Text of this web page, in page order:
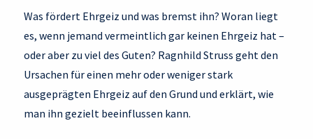
Was fördert Ehrgeiz und was bremst ihn? Woran liegt
es, wenn jemand vermeintlich gar keinen Ehrgeiz hat –
oder aber zu viel des Guten? Ragnhild Struss geht den
Ursachen für einen mehr oder weniger stark
ausgeprägten Ehrgeiz auf den Grund und erklärt, wie
man ihn gezielt beeinflussen kann.